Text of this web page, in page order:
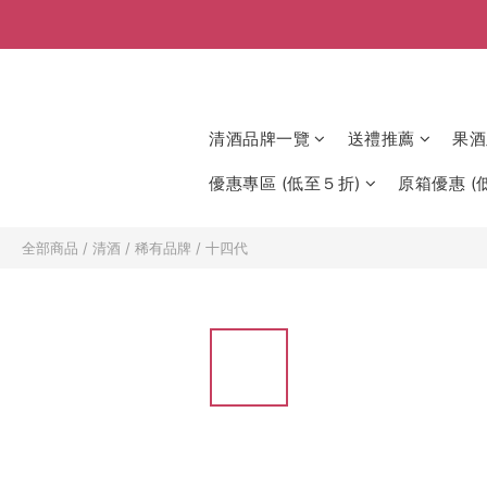
清酒品牌一覽 送禮推薦 果
優惠專區 (低至５折) 原箱優惠 (
全部商品 / 清酒 / 稀有品牌 / 十四代